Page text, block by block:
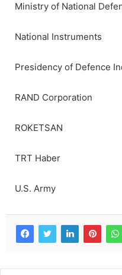
Ministry of National
National Instruments
Presidency of Defence
RAND Corporation
ROKETSAN
TRT Haber
U.S. Army